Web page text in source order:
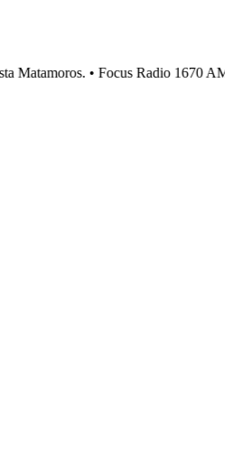
Matamoros. • Focus Radio 1670 AM